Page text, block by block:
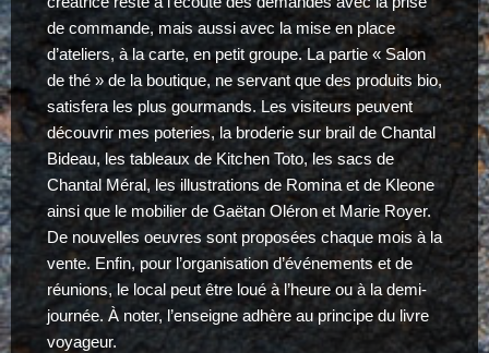
de commande, mais aussi avec la mise en place
d’ateliers, à la carte, en petit groupe. La partie « Salon
de thé » de la boutique, ne servant que des produits bio,
satisfera les plus gourmands. Les visiteurs peuvent
découvrir mes poteries, la broderie sur brail de Chantal
Bideau, les tableaux de Kitchen Toto, les sacs de
Chantal Méral, les illustrations de Romina et de Kleone
ainsi que le mobilier de Gaëtan Oléron et Marie Royer.
De nouvelles oeuvres sont proposées chaque mois à la
vente. Enfin, pour l’organisation d’événements et de
réunions, le local peut être loué à l’heure ou à la demi-
journée. À noter, l’enseigne adhère au principe du livre
voyageur.